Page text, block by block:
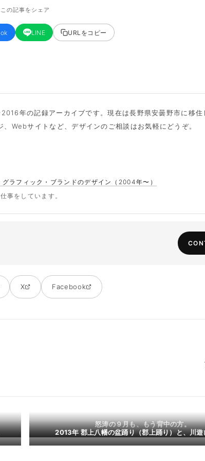
この記事をシェア
LINE URLをコピー
年の記録アーカイブです。現在は長野県安曇野市に移住
Webサイトなど、デザインのご相談はお気軽にどうぞ。
ラフィック・ブランドのデザイン（2004年〜）
事をしています。
X Facebook
怒涛の９月も、もう背中の方。
2013年 郡上八幡の盆踊り（郡上踊り）と、川遊